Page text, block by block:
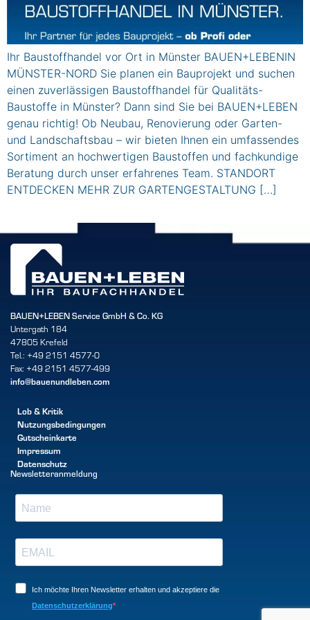
Ihr Baustoffhandel vor Ort in Münster BAUEN+LEBENIN
MÜNSTER-NORD Sie planen ein Bauprojekt und suchen
einen zuverlässigen Baustoffhandel für Qualitäts-
Baustoffe in Münster? Dann sind Sie bei BAUEN+LEBEN
genau richtig! Ob Neubau, Renovierung oder Garten-
und Landschaftsbau – wir bieten Ihnen ein umfassendes
Sortiment an hochwertigen Baustoffen und fachkundige
Beratung durch unser erfahrenes Team. STANDORT
ENTDECKEN MEHR ZUR GARTENGESTALTUNG […]
BAUEN+LEBEN Service GmbH & Co. KG
Untergath 184
47805 Krefeld
Tel.: +49 2151 4577-0
Fax: +49 2151 4577-499
info@bauenundleben.com
Lob & Kritik
Nutzungsbedingungen
Gutscheinkarte
Impressum
Datenschutz
Newsletteranmeldung
Ich möchte Ihren Newsletter erhalten und akzeptiere die
Datenschutzerklärung